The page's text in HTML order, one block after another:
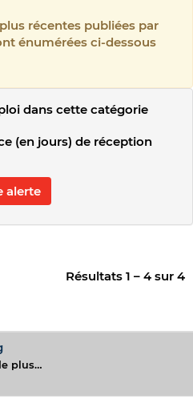
récentes publiées par
énumérées ci-dessous
dans cette catégorie
(en jours) de réception
Résultats 1 – 4 sur 4
plus…